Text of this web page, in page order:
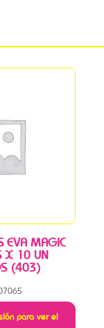
EVA MAGIC
X 10 UN
(403)
para ver el